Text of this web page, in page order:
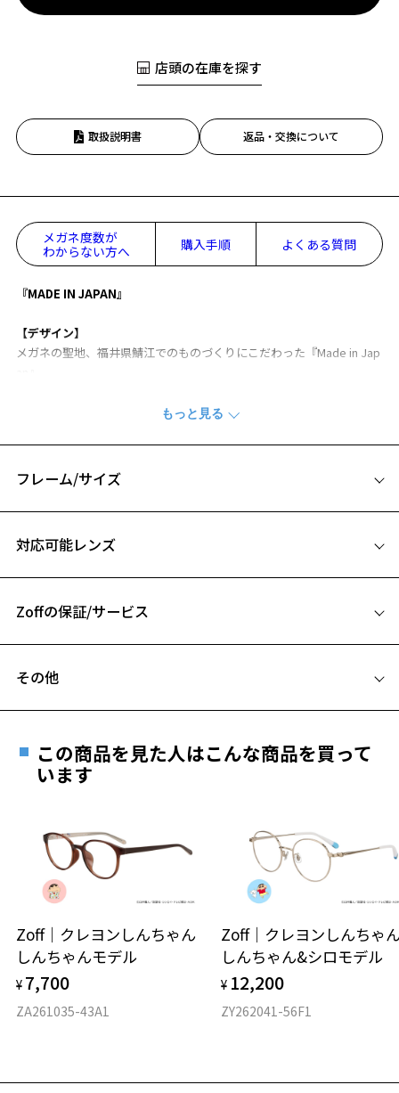
お気に入りに追加済です。
店頭の在庫を探す
取扱説明書 返品・交換について
メガネ度数が
わからない方へ
購入手順 よくある質問
『MADE IN JAPAN』
【デザイン】
メガネの聖地、福井県鯖江でのものづくりにこだわった『Made in Jap
ーム。
丸みのあるラウンド型は知的な印象に柔らかな印象をプラスします。
【カラー】
ZX223006-49E1：フロントとテンプルの配色がこなれ感をプラス。
【スタイリングポイント】
ラウンド型はベーシックなスタイリングはもちろん、トレンドスタイ
長くご愛用頂ける逸品です。
※柄や色味の出方に個体差があり、画像と異なる場合がございます。
日本製シリーズ「MADE IN JAPAN」ページをみる
フレーム/サイズ
B ブリッジ(鼻部分)の横幅：21mm
お持ちのZoffメガネサイズを確認するには？
仕上がり寸法
D 仕上がりの横幅：約122mm
対応可能レンズ
フレームとレンズの合計料金を知りたい方へ
Zoffの保証/サービス
安心1 フレーム１年間品質保証
きます。
※保証期間内に交換が行われた場合、保証期間は初期の期間から
延長されません。
安心2 視力測定無料
視力の変化を早めに発見するために、定期的な視
力測定をおすすめいたします。
その他
ご希望のお客さまは、「レンズ交換券」をお選びのうえ、
最寄りのZoff実店舗にてレンズをお買い求めください。
※サングラスやパッケージ品では「レンズ交換券」はお選び
談ください。
＜メガネの度数情報がわからない方へ＞
オンラインストアでフレームのみ購入して、
実店舗で度付きにできます
ご購入時に「レンズ交換券」をお選びいただくと、実店舗で
度数を測定のうえ、度付きレンズ（標準セットレンズ）へ無
この商品を見た人はこんな商品を買って
います
Zoff｜クレヨンしんちゃん
しんちゃんモデル
¥ 7,700
ZA261035-43A1
Zoff｜クレヨンしんち
しんちゃん&シロモデル
¥ 12,200
ZY262041-56F1